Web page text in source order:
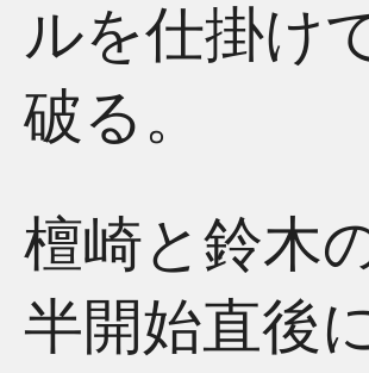
ルを仕掛け
破る。
檀崎と鈴木
半開始直後